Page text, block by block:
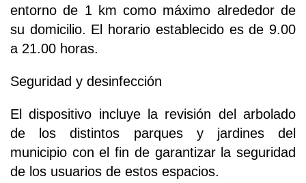
entorno de 1 km como máximo alrededor de
su domicilio. El horario establecido es de 9.00
a 21.00 horas.
Seguridad y desinfección
El dispositivo incluye la revisión del arbolado
de los distintos parques y jardines del
municipio con el fin de garantizar la seguridad
de los usuarios de estos espacios.